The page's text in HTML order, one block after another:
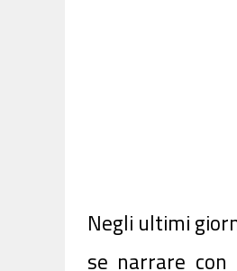
Negli ultimi
se narrare